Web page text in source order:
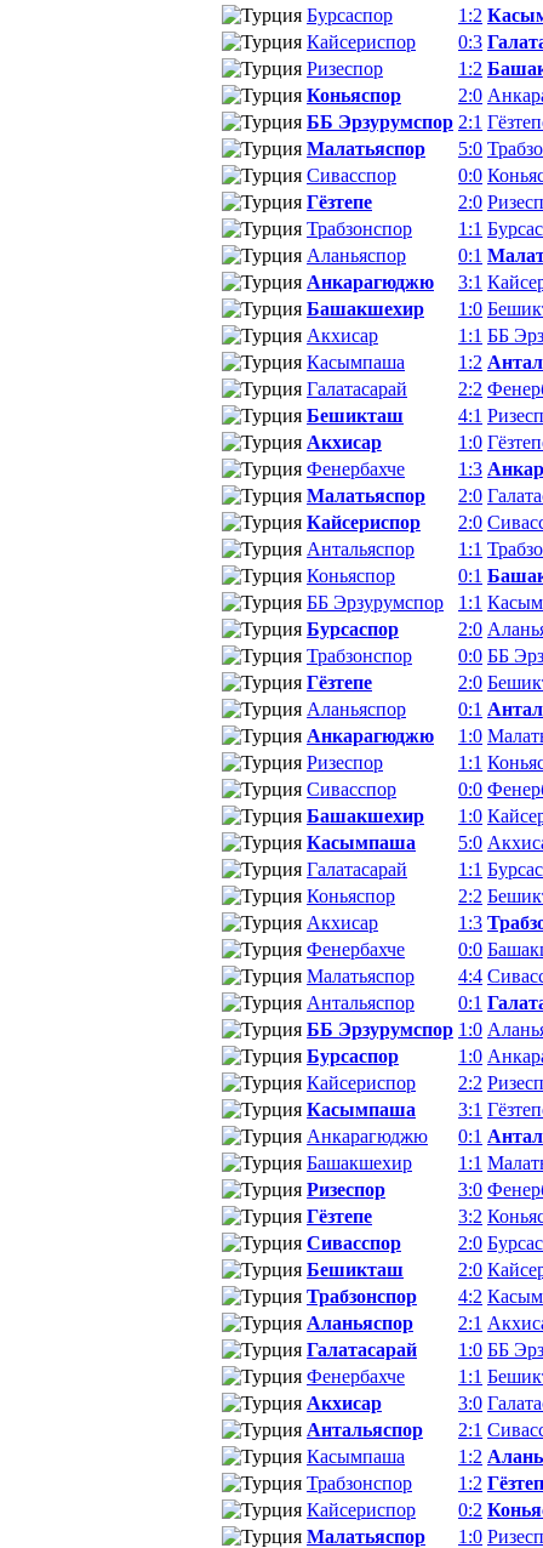
Бурсаспор
1:2
Кайсериспор
0:3
Ризеспор
1:2
Коньяспор
2:0
ББ Эрзурумспор 2:1
Малатьяспор
5:0
Сивасспор
0:0
Гёзтепе
2:0
Трабзонспор
1:1
Аланьяспор
0:1
Анкарагюджю
3:1
Башакшехир
1:0
Акхисар
1:1 ББ
Касымпаша
1:2
Галатасарай
2:2
Бешикташ
4:1
Акхисар
1:0
Фенербахче
1:3
Малатьяспор
2:0
Кайсериспор
2:0
Антальяспор
1:1
Коньяспор
0:1
ББ Эрзурумспор
1:1
Бурсаспор
2:0
Трабзонспор
0:0 ББ
Гёзтепе
2:0
Аланьяспор
0:1
Анкарагюджю
1:0
Ризеспор
1:1
Сивасспор
0:0
Башакшехир
1:0
Касымпаша
5:0
Галатасарай
1:1
Коньяспор
2:2
Акхисар
1:3
Фенербахче
0:0
Малатьяспор
4:4
Антальяспор
0:1
ББ Эрзурумспор 1:0
Бурсаспор
1:0
Кайсериспор
2:2
Касымпаша
3:1
Анкарагюджю
0:1
Башакшехир
1:1
Ризеспор
3:0
Гёзтепе
3:2
Сивасспор
2:0
Бешикташ
2:0
Трабзонспор
4:2
Аланьяспор
2:1
Галатасарай
1:0 ББ
Фенербахче
1:1
Акхисар
3:0
Антальяспор
2:1
Касымпаша
1:2
Трабзонспор
1:2
Кайсериспор
0:2
Малатьяспор
1:0